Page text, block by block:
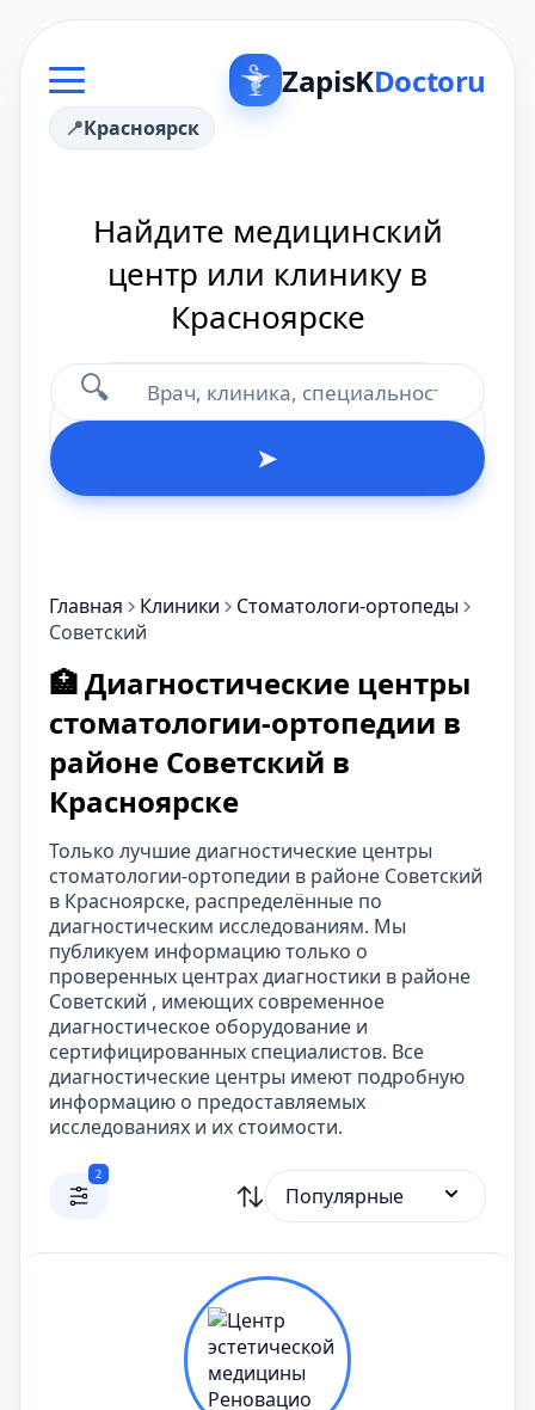
ZapisKDoctoru
Красноярск
Найдите медицинский
центр или клинику в
Красноярске
🔍
➤
Главная Клиники
Стоматологи-ортопеды
Советский
🏥 Диагностические центры
стоматологии-ортопедии в
районе Советский в
Красноярске
Только лучшие диагностические центры
стоматологии-ортопедии в районе Советский
в Красноярске, распределённые по
диагностическим исследованиям. Мы
публикуем информацию только о
проверенных центрах диагностики в районе
Советский , имеющих современное
диагностическое оборудование и
сертифицированных специалистов. Все
диагностические центры имеют подробную
информацию о предоставляемых
исследованиях и их стоимости.
2
Популярные